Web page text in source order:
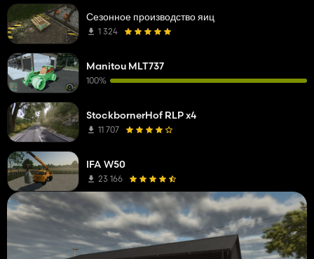
Сезонное производство яиц
1 324
Manitou MLT737
100%
StockbornerHof RLP x4
11 707
IFA W50
23 166